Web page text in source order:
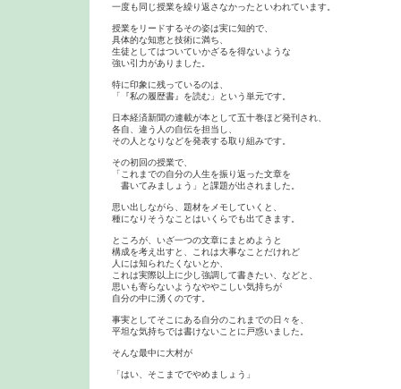
一度も同じ授業を繰り返さなかったといわれています。
授業をリードするその姿は実に知的で、
具体的な知恵と技術に満ち、
生徒としてはついていかざるを得ないような
強い引力がありました。
特に印象に残っているのは、
「『私の履歴書』を読む」という単元です。
日本経済新聞の連載が本として五十巻ほど発刊され、
各自、違う人の自伝を担当し、
その人となりなどを発表する取り組みです。
その初回の授業で、
「これまでの自分の人生を振り返った文章を
書いてみましょう」と課題が出されました。
思い出しながら、題材をメモしていくと、
種になりそうなことはいくらでも出てきます。
ところが、いざ一つの文章にまとめようと
構成を考え出すと、これは大事なことだけれど
人には知られたくないとか、
これは実際以上に少し強調して書きたい、などと、
思いも寄らないようなややこしい気持ちが
自分の中に湧くのです。
事実としてそこにある自分のこれまでの日々を、
平坦な気持ちでは書けないことに戸惑いました。
そんな最中に大村が
「はい、そこまででやめましょう」